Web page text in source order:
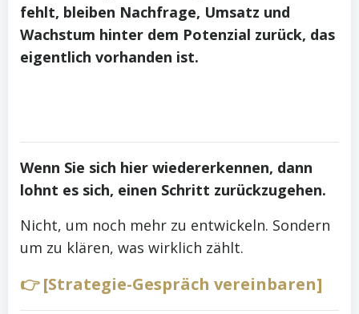
fehlt, bleiben Nachfrage, Umsatz und
Wachstum hinter dem Potenzial zurück, das
eigentlich vorhanden ist.
Wenn Sie sich hier wiedererkennen, dann
lohnt es sich, einen Schritt zurückzugehen.
Nicht, um noch mehr zu entwickeln. Sondern
um zu klären, was wirklich zählt.
👉 [Strategie-Gespräch vereinbaren]